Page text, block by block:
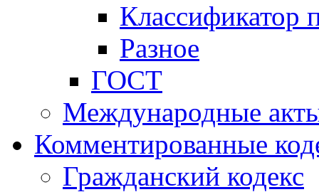
Классификатор
Разное
ГОСТ
Международные
Комментированные
Гражданский кодекс